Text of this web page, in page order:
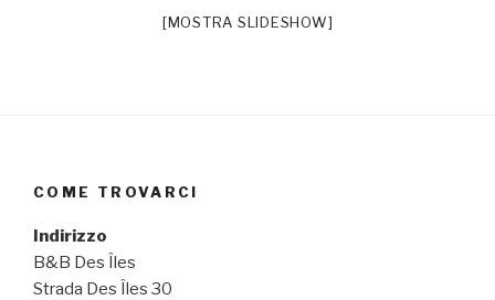
[MOSTRA SLIDESHOW]
COME TROVARCI
Indirizzo
B&B Des Îles
Strada Des Îles 30